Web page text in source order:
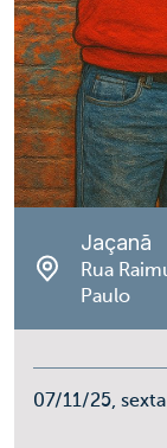
Jaçanã
Rua
Paulo
07/11/25,